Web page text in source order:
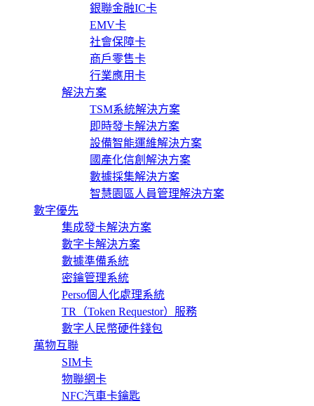
銀聯金融IC卡
EMV卡
社會保障卡
商戶零售卡
行業應用卡
解決方案
TSM系統解決方案
即時發卡解決方案
設備智能運維解決方案
國產化信創解決方案
數據採集解決方案
智慧園區人員管理解決方案
數字優先
集成發卡解決方案
數字卡解決方案
數據準備系統
密鑰管理系統
Perso個人化處理系統
TR（Token Requestor）服務
數字人民幣硬件錢包
萬物互聯
SIM卡
物聯網卡
NFC汽車卡鑰匙